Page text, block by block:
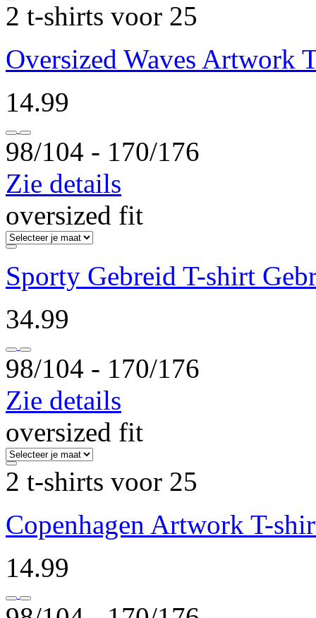
2 t-shirts voor 25
Oversized Waves Artwork
14.99
98/104 ‐ 170/176
Zie details
oversized fit
Sporty Gebreid T-shirt
34.99
98/104 ‐ 170/176
Zie details
oversized fit
2 t-shirts voor 25
Copenhagen Artwork T-
14.99